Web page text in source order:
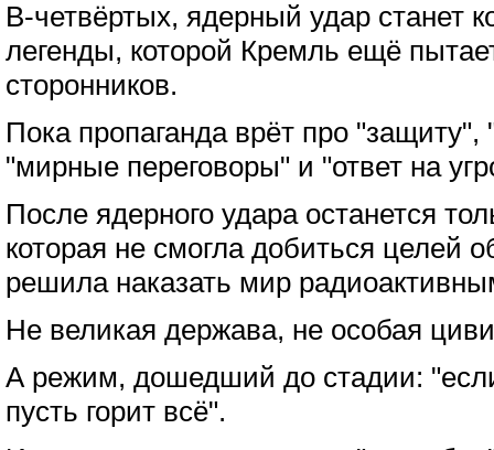
В-четвёртых, ядерный удар станет
легенды, которой Кремль ещё
сторонников.
Пока пропаганда врёт про
"мирные переговоры" и "ответ на
После ядерного удара останется
которая не смогла добиться целей
решила наказать мир
Не великая держава, не особая
А режим, дошедший до стадии:
пусть горит всё".